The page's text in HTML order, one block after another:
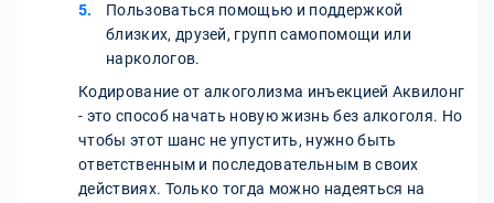
Пользоваться помощью и поддержкой
близких, друзей, групп самопомощи или
наркологов.
Кодирование от алкоголизма инъекцией Аквилонг
- это способ начать новую жизнь без алкоголя. Но
чтобы этот шанс не упустить, нужно быть
ответственным и последовательным в своих
действиях. Только тогда можно надеяться на